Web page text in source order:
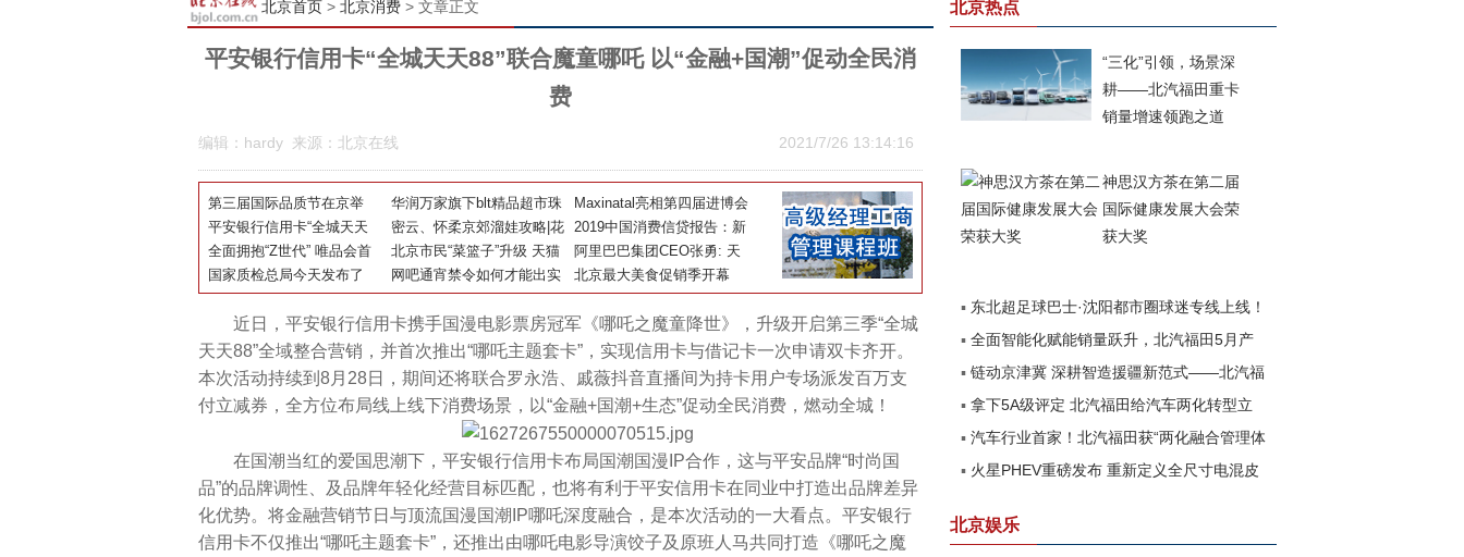
北京热点
“三化”引领，场景深
耕——北汽福田重卡
销量增速领跑之道
神思汉方茶在第二届
国际健康发展大会荣
获大奖
▪ 东北超足球巴士·沈阳都市圈球迷专线上线！
北汽福田助力书写文体旅融合新篇章
▪ 全面智能化赋能销量跃升，北汽福田5月产
销再攀高峰
▪ 链动京津冀 深耕智造援疆新范式——北汽福
田以新质生产力赋能边疆高质量发展
▪ 拿下5A级评定 北汽福田给汽车两化转型立
了一把尺
▪ 汽车行业首家！北汽福田获“两化融合管理体
系”与 “数字化转型管理体系”5A级评定
▪ 火星PHEV重磅发布 重新定义全尺寸电混皮
北京娱乐
北京首页> 北京消费> 文章正文
平安银行信用卡“全城天天88”联合魔童哪吒 以“金融+国潮”促动全民消
费
2021/7/26 13:14:16
编辑：hardy 来源：北京在线
第三届国际品质节在京举
行，消费升级传递生机与活
力
华润万家旗下blt精品超市珠
海首店 闪耀启幕
Maxinatal亮相第四届进博会
助力澳洲骆驼奶产业开拓中
国市场
平安银行信用卡“全城天天
88”联合魔童哪吒 以“金融
+国潮”促动全民消费
密云、怀柔京郊溜娃攻略|花
海长城、高山漂流、湿地公
园…
2019中国消费信贷报告：新
消费崛起 服务场景及业务模
式被重构
全面拥抱“Z世代” 唯品会首
次发布95后时尚消费报告
北京市民“菜篮子”升级 天猫
新零售成主力
阿里巴巴集团CEO张勇: 天
猫双11“三台一晚”将重新定
义媒体和商业未来
国家质检总局今天发布了
《童装消费指引》
网吧通宵禁令如何才能出实
效
北京最大美食促销季开幕
近日，平安银行信用卡携手国漫电影票房冠军《哪吒之魔童降世》，升级开启第三季“全城
天天88”全域整合营销，并首次推出“哪吒主题套卡”，实现信用卡与借记卡一次申请双卡齐开。
本次活动持续到8月28日，期间还将联合罗永浩、戚薇抖音直播间为持卡用户专场派发百万支
付立减券，全方位布局线上线下消费场景，以“金融+国潮+生态”促动全民消费，燃动全城！
在国潮当红的爱国思潮下，平安银行信用卡布局国潮国漫IP合作，这与平安品牌“时尚国
品”的品牌调性、及品牌年轻化经营目标匹配，也将有利于平安信用卡在同业中打造出品牌差异
化优势。将金融营销节日与顶流国漫国潮IP哪吒深度融合，是本次活动的一大看点。平安银行
信用卡不仅推出“哪吒主题套卡”，还推出由哪吒电影导演饺子及原班人马共同打造《哪吒之魔